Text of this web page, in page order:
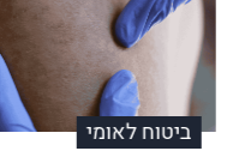
ביטוח לאומי